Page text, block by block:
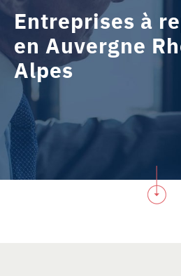
Entreprises à
en Auvergne
Alpes